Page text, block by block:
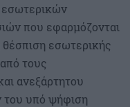
που εφαρμόζονται
εσωτερικής
από τους
ανεξάρτητου
του υπό ψήφιση